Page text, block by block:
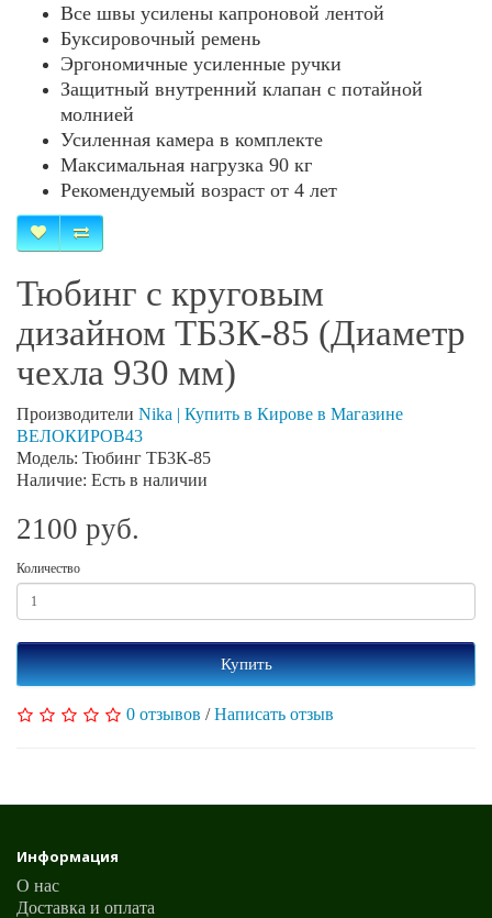
Все швы усилены капроновой лентой
Буксировочный ремень
Эргономичные усиленные ручки
Защитный внутренний клапан с потайной
молнией
Усиленная камера в комплекте
Максимальная нагрузка 90 кг
Рекомендуемый возраст от 4 лет
Тюбинг с круговым
дизайном ТБ3К-85 (Диаметр
чехла 930 мм)
Производители Nika | Купить в Кирове в Магазине
ВЕЛОКИРОВ43
Модель: Тюбинг ТБ3К-85
Наличие: Есть в наличии
2100 руб.
Количество
Купить
0 отзывов /Написать отзыв
Информация
О нас
Доставка и оплата